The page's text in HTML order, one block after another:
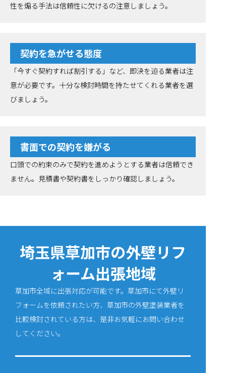
性を煽る手法は信頼性に欠けるの注意しましょう。
契約を急がせる態度
「今すぐ契約すれば割引する」など、即決を迫る業者は注
意が必要です。十分な検討時間を持たせてくれる業者を選
びましょう。
書面での契約を嫌がる
口頭での約束のみで契約を進めようとする業者は信頼でき
ません。見積書や契約書をしっかり確認しましょう。
埼玉県草加市の外壁リフ
ォーム出張地域
草加市全域に出張対応が可能です。草加市にて外壁リ
フォームを依頼されたい方、草加市の外壁塗装業者を
比較検討されている方は、是非お気軽にお問い合わせ
してください。